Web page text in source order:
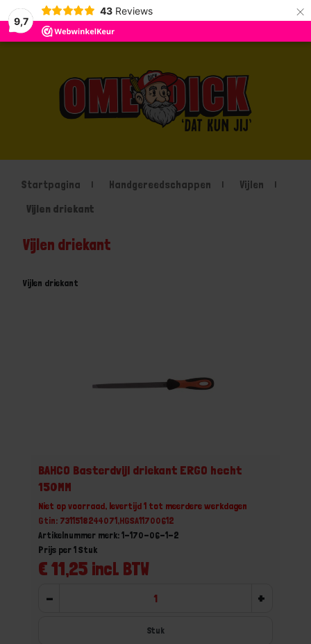
9,7
43 Reviews ×
Startpagina Handgereedschappen
Vijlen
Vijlen driekant
Vijlen driekant
Vijlen driekant
BAHCO Basterdvijl driekant ERGO hecht
150MM
Niet op voorraad, levertijd 1 tot meerdere werkdagen
Gtin: 7311518244071,HGSA11700612
Artikelnummer merk: 1-170-06-1-2
€ 11,25 incl. BTW
Prijs per 1 Stuk
- +
Stuk